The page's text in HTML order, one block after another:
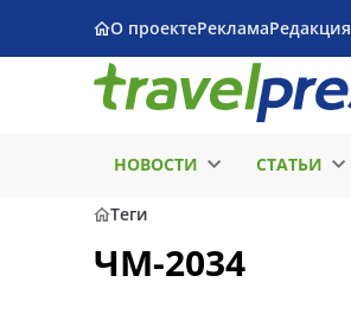
О проектеРекламаРедакция
НОВОСТИ СТАТЬИ
Теги
ЧМ-2034